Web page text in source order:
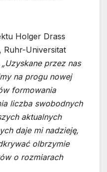
Holger Drass
Ruhr-Universitat
„Uzyskane przez nas
na progu nowej
formowania
liczba swobodnych
aktualnych
daje mi nadzieję,
olbrzymie
o rozmiarach